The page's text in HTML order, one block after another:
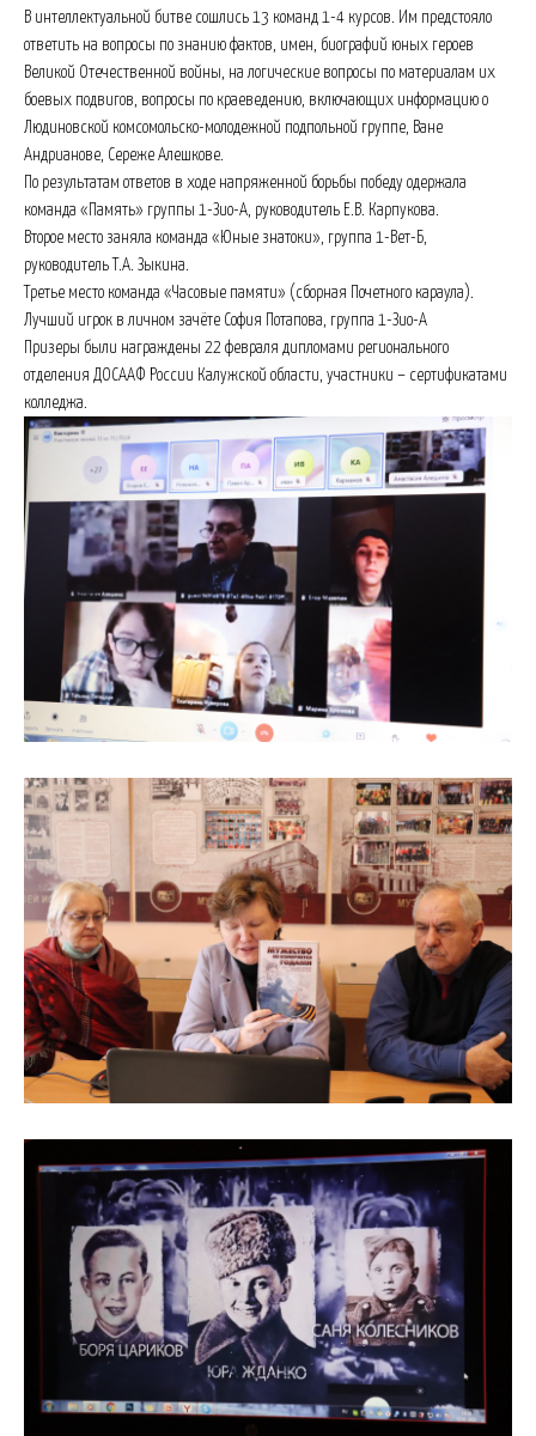
В интеллектуальной битве сошлись 13 команд 1-4 курсов. Им предстояло
ответить на вопросы по знанию фактов, имен, биографий юных героев
Великой Отечественной войны, на логические вопросы по материалам их
боевых подвигов, вопросы по краеведению, включающих информацию о
Людиновской комсомольско-молодежной подпольной группе, Ване
Андрианове, Сереже Алешкове.
По результатам ответов в ходе напряженной борьбы победу одержала
команда «Память» группы 1-Зио-А, руководитель Е.В. Карпукова.
Второе место заняла команда «Юные знатоки», группа 1-Вет-Б,
руководитель Т.А. Зыкина.
Третье место команда «Часовые памяти» (сборная Почетного караула).
Лучший игрок в личном зачёте София Потапова, группа 1-Зио-А
Призеры были награждены 22 февраля дипломами регионального
отделения ДОСААФ России Калужской области, участники – сертификатами
колледжа.